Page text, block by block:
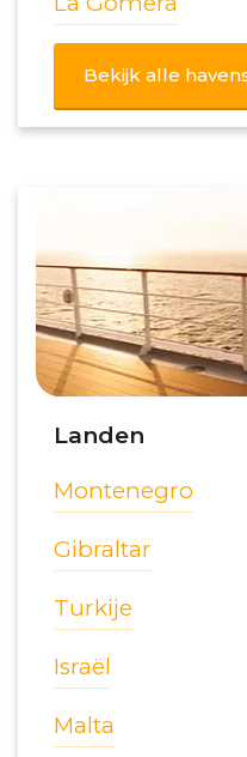
Bekijk alle
Landen
Montenegro
Gibraltar
Turkije
Israël
Malta